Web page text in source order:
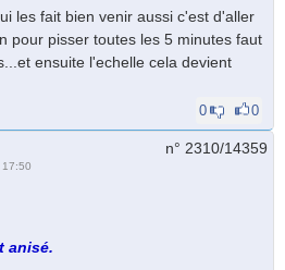
les fait bien venir aussi c'est d'aller
pour pisser toutes les 5 minutes faut
ensuite l'echelle cela devient
0 0
17:50
n° 2310/14359
anisé.